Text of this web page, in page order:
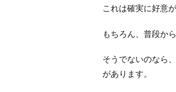
腰
7.
脈
ナ
これは確実に好意
もちろん、普段か
そうでないのなら
があります。